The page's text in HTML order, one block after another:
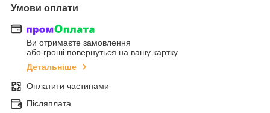
Умови оплати
Ви отримаєте замовлення
або гроші повернуться на вашу картку
Детальніше
Оплатити частинами
Післяплата